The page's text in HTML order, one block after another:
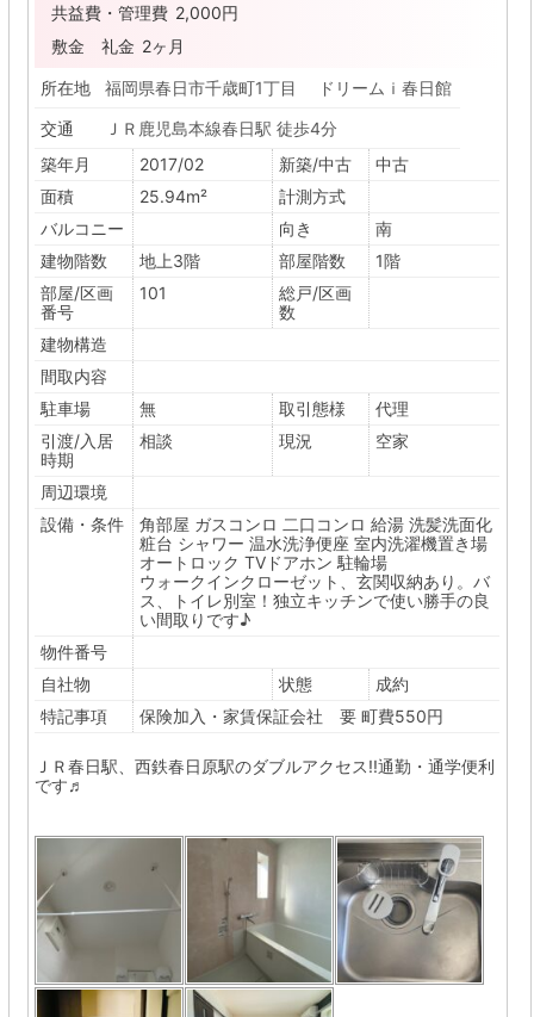
共益費・管理費 2,000円
敷金
礼金 2ヶ月
所在地
福岡県春日市千歳町1丁目 ドリームｉ春日館
交通
ＪＲ鹿児島本線春日駅 徒歩4分
築年月
2017/02 新築/中古
中古
面積
25.94m²
計測方式
バルコニー
向き
南
建物階数
地上3階 部屋階数
1階
部屋/区画
番号
101
総戸/区画
数
建物構造
間取内容
駐車場
無 取引態様
代理
引渡/入居
時期
相談 現況 空家
周辺環境
設備・条件
角部屋 ガスコンロ 二口コンロ 給湯 洗髪洗面化
粧台 シャワー 温水洗浄便座 室内洗濯機置き場
オートロック TVドアホン 駐輪場
ウォークインクローゼット、玄関収納あり。バ
ス、トイレ別室！独立キッチンで使い勝手の良
い間取りです♪
物件番号
自社物
状態
成約
特記事項
保険加入・家賃保証会社 要 町費550円
ＪＲ春日駅、西鉄春日原駅のダブルアクセス!!通勤・通学便利
です♬